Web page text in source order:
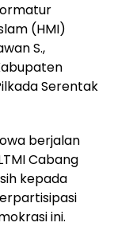
(HMI)
S.,
Serentak
berjalan
Cabang
kepada
ini.